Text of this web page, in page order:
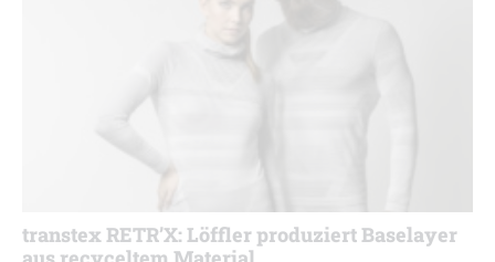
transtex RETR’X: Löffler produziert Baselayer